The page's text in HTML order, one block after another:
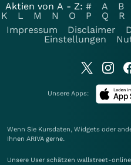
Aktien von A - Z: # A B
K
L M N O P Q R
Impressum
Disclaimer
Einstellungen
Unsere Apps:
Wenn Sie Kursdaten, Widgets oder
Ihnen ARIVA gerne.
Unsere User schätzen wallstreet-